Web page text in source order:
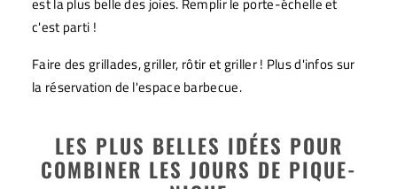
c'est parti !
Faire des grillades, griller, rôtir et griller ! Plus d'infos sur
la réservation de l'espace barbecue.
LES PLUS BELLES IDÉES POUR
COMBINER LES JOURS DE PIQUE-